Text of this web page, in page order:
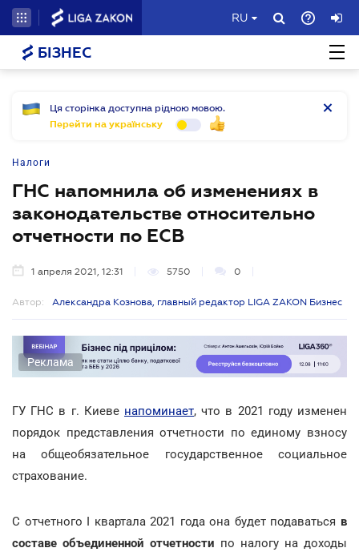
RU
БІЗНЕС
Ця сторінка доступна рідною мовою.
Перейти на українську
Налоги
ГНС напомнила об изменениях в
законодательстве относительно
отчетности по ЕСВ
1 апреля 2021, 12:31 5750 0
Автор: Александра Кознова, главный редактор LIGA ZAKON Бизнес
Реклама
ГУ ГНС в г. Киеве напоминает, что в 2021 году изменен
порядок представления отчетности по единому взносу
на общеобязательное государственное социальное
страхование.
С отчетного I квартала 2021 года она будет подаваться в
составе объединенной отчетности по налогу на доходы